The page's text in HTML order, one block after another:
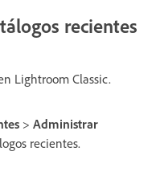
recientes
Lightroom Classic.
> Administrar
recientes.